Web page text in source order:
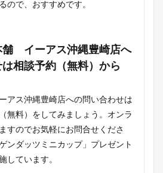
ので、おすすめです。
舗 イーアス沖縄豊崎店へ
相談予約（無料）から
ス沖縄豊崎店への問い合わせは
無料）をしてみましょう。オンラ
すのでお気軽にお問合せくださ
ンダッツミニカップ」プレゼント
しています。